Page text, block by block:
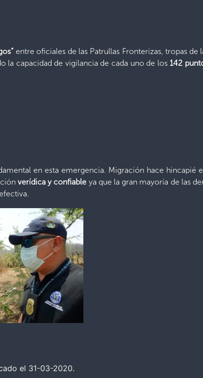
entre oficiales de las Patrullas Fronterizas, tropas de
la capacidad de vigilancia de cada uno de los 142
en esta emergencia. Migración hace hincapié
verídica y confiable ya que la gran mayoría de las
el 31-03-2020.